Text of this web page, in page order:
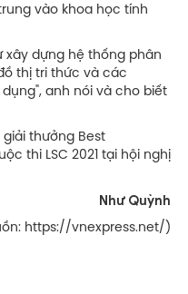
vào khoa học tính
dựng hệ thống phân
thị tri thức và các
anh nói và cho biết
giải thưởng Best
thi LSC 2021 tại hội nghị
Như Quỳnh
https://vnexpress.net/)